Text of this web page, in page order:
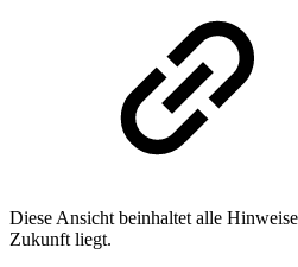
Diese Ansicht beinhaltet alle
Zukunft liegt.